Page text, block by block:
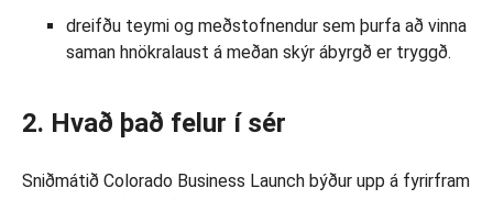
dreifðu teymi og meðstofnendur sem þurfa að vinna
saman hnökralaust á meðan skýr ábyrgð er tryggð.
2. Hvað það felur í sér
Sniðmátið Colorado Business Launch býður upp á fyrirfram